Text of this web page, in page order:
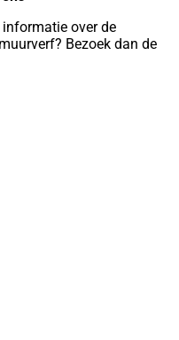
over de
Bezoek dan de